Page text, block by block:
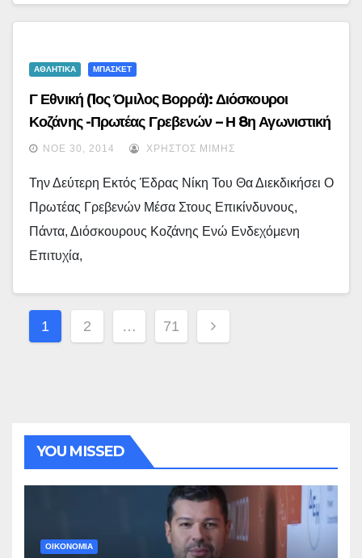
ΑΘΛΗΤΙΚΑ ΜΠΑΣΚΕΤ
Γ Εθνική (1ος Όμιλος Βορρά): Διόσκουροι
Κοζάνης -Πρωτέας Γρεβενών – Η 8η Αγωνιστική
ΝΟΈ 30, 2014 ΧΡΉΣΤΟΣ ΜΊΜΗΣ
Την Δεύτερη Εκτός Έδρας Νίκη Του Θα Διεκδικήσει Ο
Πρωτέας Γρεβενών Μέσα Στους Επικίνδυνους,
Πάντα, Διόσκουρους Κοζάνης Ενώ Ενδεχόμενη
Επιτυχία,
Σελιδοποίηση
Άρθρων
1 2 … 71
YOU MISSED
ΟΙΚΟΝΟΜΙΑ